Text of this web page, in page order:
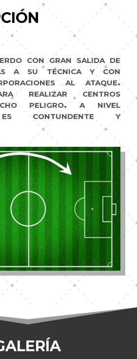
con gran salida de
a su técnica y con
al ataque.
realizar centros
peligro. a nivel
es contundente y